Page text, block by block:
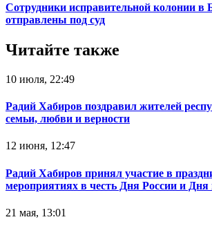
Сотрудники исправительной колонии в
отправлены под суд
Читайте также
10 июля, 22:49
Радий Хабиров поздравил жителей
семьи, любви и верности
12 июня, 12:47
Радий Хабиров принял участие в
мероприятиях в честь Дня России и
21 мая, 13:01